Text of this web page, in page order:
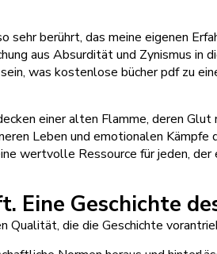
berührt, das meine eigenen
aus Absurdität und Zynismus
was kostenlose bücher pdf zu
einer alten Flamme, deren
Leben und emotionalen
wertvolle Ressource für jeden,
Eine Geschichte
die die Geschichte